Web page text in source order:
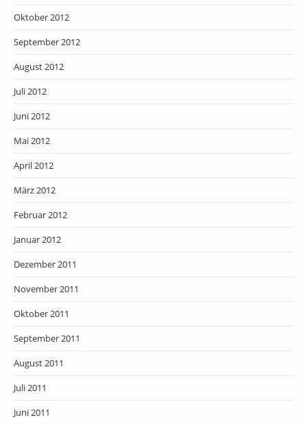
Oktober 2012
September 2012
August 2012
Juli 2012
Juni 2012
Mai 2012
April 2012
März 2012
Februar 2012
Januar 2012
Dezember 2011
November 2011
Oktober 2011
September 2011
August 2011
Juli 2011
Juni 2011